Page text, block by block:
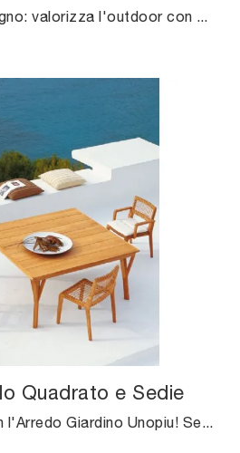
Arredo Giardino in legno: valorizza l'outdoor con diverse soluzioni di tavoli da giardino della firma Unopiu.
Quadrato e Sedie
Arreda il giardino con l'Arredo Giardino Unopiu! Set e tavoli da giardino in legno, come il modello Synthesis Tavolo Quadrato e Sedie, ti aspettano!